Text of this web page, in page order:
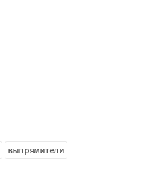
выпрямители